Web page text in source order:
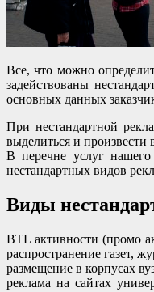
Все, что можно
задействованы
основных данных
При нестандартной
выделиться и произвести
В перечне услуг
нестандартных видов
Виды
BTL активности (промо
распространение газет,
размещение в корпусах
реклама на сайтах